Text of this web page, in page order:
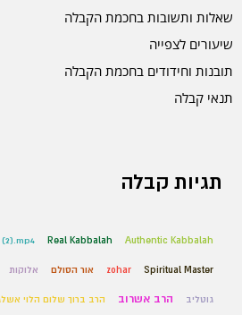
שאלות ותשובות בחכמת הקבלה
שיעורים לצפייה
תובנות וחידודים בחכמת הקבלה
תנאי קבלה
תגיות קבלה
Authentic Kabbalah
Real Kabbalah
Spiritual Master
zohar אור הסולם אלוקות
גוטליב הרב אשרוב הרב ברוך שלום הלוי